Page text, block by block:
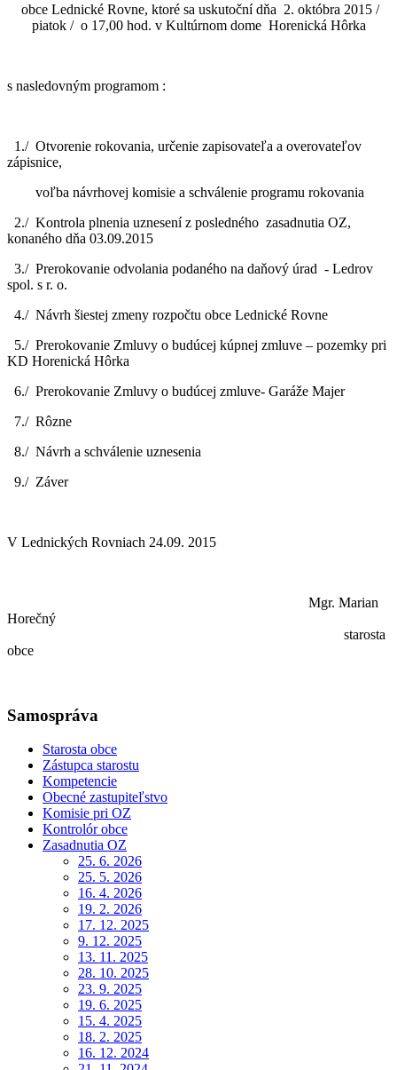
obce Lednické Rovne, ktoré sa uskutoční dňa 2. októbra 2015 /
piatok / o 17,00 hod. v Kultúrnom dome Horenická Hôrka
s nasledovným programom :
1./ Otvorenie rokovania, určenie zapisovateľa a overovateľov
zápisnice,
voľba návrhovej komisie a schválenie programu rokovania
2./ Kontrola plnenia uznesení z posledného zasadnutia OZ,
konaného dňa 03.09.2015
3./ Prerokovanie odvolania podaného na daňový úrad - Ledrov
spol. s r. o.
4./ Návrh šiestej zmeny rozpočtu obce Lednické Rovne
5./ Prerokovanie Zmluvy o budúcej kúpnej zmluve – pozemky pri
KD Horenická Hôrka
6./ Prerokovanie Zmluvy o budúcej zmluve- Garáže Majer
7./ Rôzne
8./ Návrh a schválenie uznesenia
9./ Záver
V Lednických Rovniach 24.09. 2015
Mgr. Marian
Horečný
starosta
obce
Samospráva
Starosta obce
Zástupca starostu
Kompetencie
Obecné zastupiteľstvo
Komisie pri OZ
Kontrolór obce
Zasadnutia OZ
25. 6. 2026
25. 5. 2026
16. 4. 2026
19. 2. 2026
17. 12. 2025
9. 12. 2025
13. 11. 2025
28. 10. 2025
23. 9. 2025
19. 6. 2025
15. 4. 2025
18. 2. 2025
16. 12. 2024